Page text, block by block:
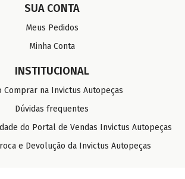
SUA CONTA
Meus Pedidos
Minha Conta
INSTITUCIONAL
Comprar na Invictus Autopeças
Dúvidas frequentes
do Portal de Vendas Invictus Autopeças
e Devolução da Invictus Autopeças